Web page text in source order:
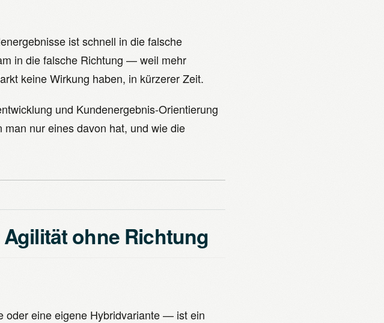
ist schnell in die falsche
in die falsche Richtung — weil mehr
keine Wirkung haben, in kürzerer Zeit.
und Kundenergebnis-Orientierung
nur eines davon hat, und wie die
ohne Richtung
eine eigene Hybridvariante — ist ein